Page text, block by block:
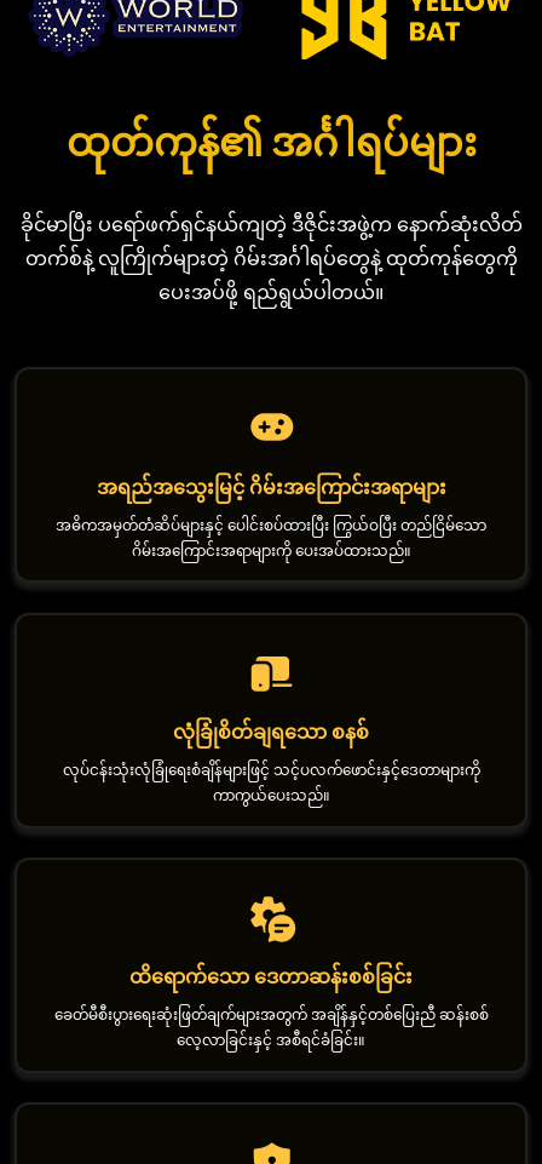
ထုတ်ကုန်၏ အင်္ဂါရပ်များ
ခိုင်မာပြီး ပရော်ဖက်ရှင်နယ်ကျတဲ့ ဒီဇိုင်းအဖွဲ့က နောက်ဆုံးလိတ်
တက်စ်နဲ့ လူကြိုက်များတဲ့ ဂိမ်းအင်္ဂါရပ်တွေနဲ့ ထုတ်ကုန်တွေကို
ပေးအပ်ဖို့ ရည်ရွယ်ပါတယ်။
အရည်အသွေးမြင့် ဂိမ်းအကြောင်းအရာများ
အဓိကအမှတ်တံဆိပ်များနှင့် ပေါင်းစပ်ထားပြီး ကြွယ်ဝပြီး တည်ငြိမ်သော
ဂိမ်းအကြောင်းအရာများကို ပေးအပ်ထားသည်။
လုံခြုံစိတ်ချရသော စနစ်
လုပ်ငန်းသုံးလုံခြုံရေးစံချိန်များဖြင့် သင့်ပလက်ဖောင်းနှင့်ဒေတာများကို
ကာကွယ်ပေးသည်။
ထိရောက်သော ဒေတာဆန်းစစ်ခြင်း
ခေတ်မီစီးပွားရေးဆုံးဖြတ်ချက်များအတွက် အချိန်နှင့်တစ်ပြေးညီ ဆန်းစစ်
လေ့လာခြင်းနှင့် အစီရင်ခံခြင်း။